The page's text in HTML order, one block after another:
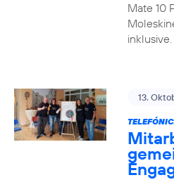
Mate 10
13.